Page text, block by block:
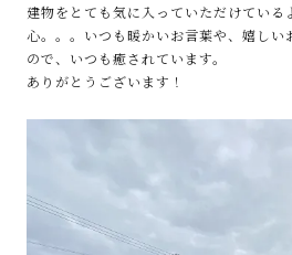
建物をとても気に入っていただけている
心。。。いつも暖かいお言葉や、嬉しい
ので、いつも癒されています。
ありがとうございます！